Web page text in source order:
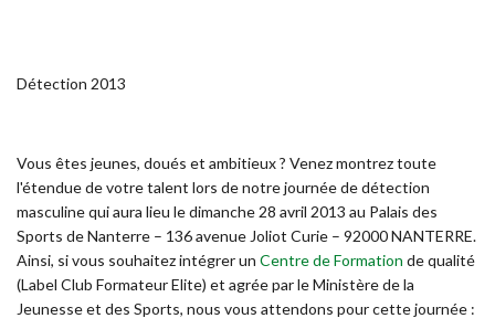
Détection 2013
Vous êtes jeunes, doués et ambitieux ? Venez montrez toute
l'étendue de votre talent lors de notre journée de détection
masculine qui aura lieu le dimanche 28 avril 2013 au Palais des
Sports de Nanterre – 136 avenue Joliot Curie – 92000 NANTERRE.
Ainsi, si vous souhaitez intégrer un Centre de Formation de qualité
(Label Club Formateur Elite) et agrée par le Ministère de la
Jeunesse et des Sports, nous vous attendons pour cette journée :